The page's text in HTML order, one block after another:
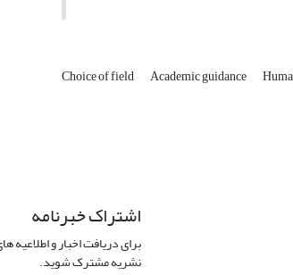
Choice of field Academic guidance
اشتراک خبرنامه
برای دریافت اخبار و اطلاعیه
نشریه مشترک شوید.